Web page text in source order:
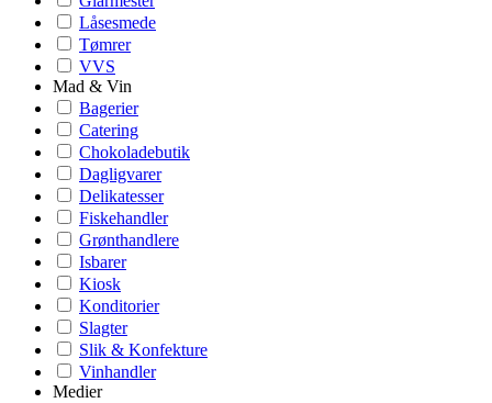
Låsesmede
Tømrer
VVS
Mad & Vin
Bagerier
Catering
Chokoladebutik
Dagligvarer
Delikatesser
Fiskehandler
Grønthandlere
Isbarer
Kiosk
Konditorier
Slagter
Slik & Konfekture
Vinhandler
Medier